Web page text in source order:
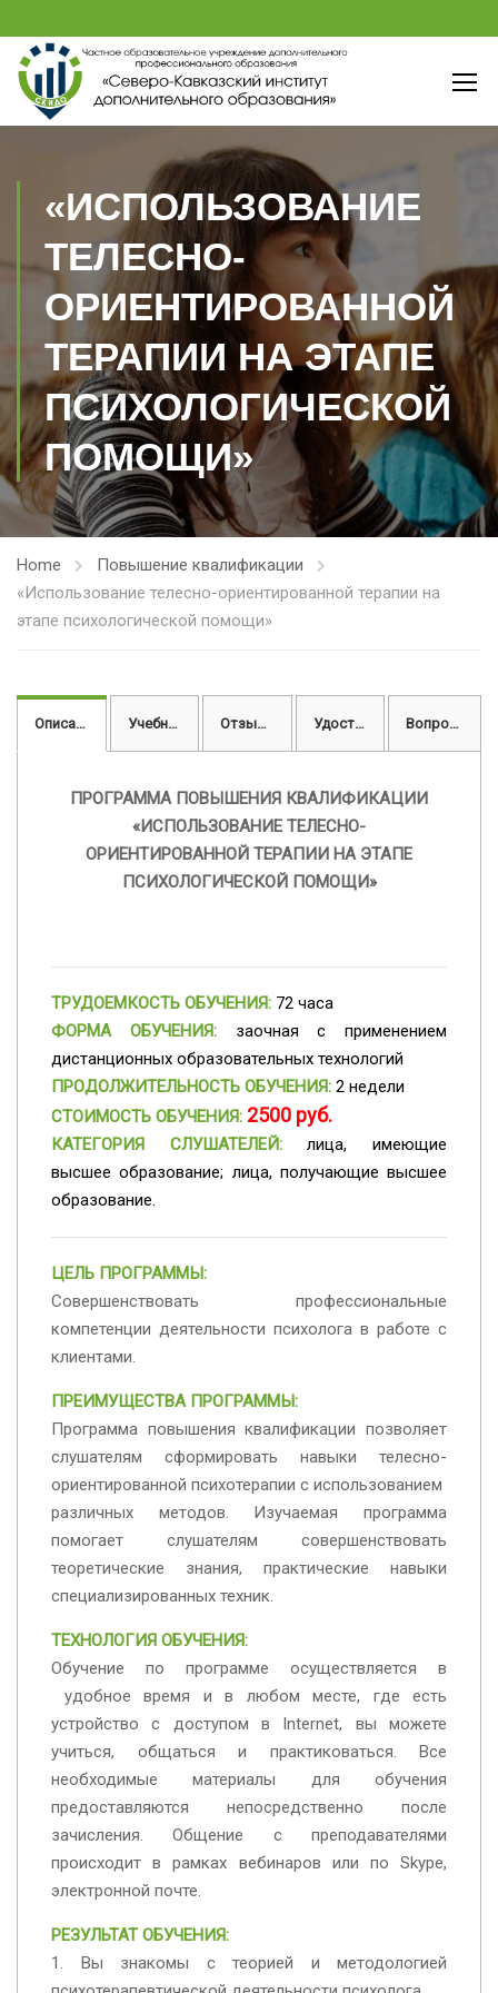
«ИСПОЛЬЗОВАНИЕ
ТЕЛЕСНО-
ОРИЕНТИРОВАННОЙ
ТЕРАПИИ НА ЭТАПЕ
ПСИХОЛОГИЧЕСКОЙ
ПОМОЩИ»
Home
Повышение квалификации
«Использование телесно-ориентированной терапии на
этапе психологической помощи»
Описание Учебный план Отзывы Удостоверение Вопросы
ПРОГРАММА ПОВЫШЕНИЯ КВАЛИФИКАЦИИ
«ИСПОЛЬЗОВАНИЕ ТЕЛЕСНО-
ОРИЕНТИРОВАННОЙ ТЕРАПИИ НА ЭТАПЕ
ПСИХОЛОГИЧЕСКОЙ ПОМОЩИ»
ТРУДОЕМКОСТЬ ОБУЧЕНИЯ: 72 часа
ФОРМА ОБУЧЕНИЯ: заочная с применением
дистанционных образовательных технологий
ПРОДОЛЖИТЕЛЬНОСТЬ ОБУЧЕНИЯ: 2 недели
СТОИМОСТЬ ОБУЧЕНИЯ: 2500 руб.
КАТЕГОРИЯ СЛУШАТЕЛЕЙ:лица, имеющие
высшее образование; лица, получающие высшее
образование.
ЦЕЛЬ ПРОГРАММЫ:
Совершенствовать профессиональные
компетенции деятельности психолога в работе с
клиентами.
ПРЕИМУЩЕСТВА ПРОГРАММЫ:
Программа повышения квалификации позволяет
слушателям сформировать навыки телесно-
ориентированной психотерапии с использованием
различных методов. Изучаемая программа
помогает слушателям совершенствовать
теоретические знания, практические навыки
специализированных техник.
ТЕХНОЛОГИЯ ОБУЧЕНИЯ:
Обучение по программе осуществляется в
удобное время и в любом месте, где есть
устройство с доступом в Internet, вы можете
учиться, общаться и практиковаться. Все
необходимые материалы для обучения
предоставляются непосредственно после
зачисления. Общение с преподавателями
происходит в рамках вебинаров или по Skype,
электронной почте.
РЕЗУЛЬТАТ ОБУЧЕНИЯ:
1. Вы знакомы с теорией и методологией